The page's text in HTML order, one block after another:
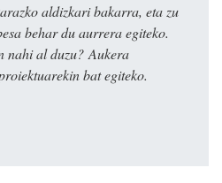
aldizkari bakarra, eta zu
behar du aurrera egiteko.
nahi al duzu? Aukera
bat egiteko.